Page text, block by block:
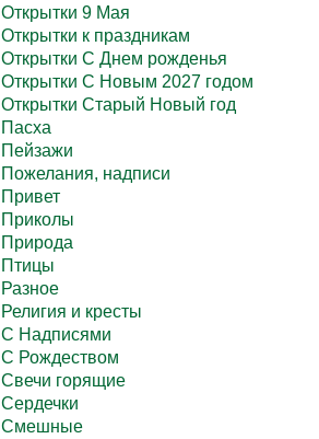
Открытки 9 Мая
Открытки к праздникам
Открытки С Днем рожденья
Открытки С Новым 2027 годом
Открытки Старый Новый год
Пасха
Пейзажи
Пожелания, надписи
Привет
Приколы
Природа
Птицы
Разное
Религия и кресты
С Надписями
С Рождеством
Свечи горящие
Сердечки
Смешные